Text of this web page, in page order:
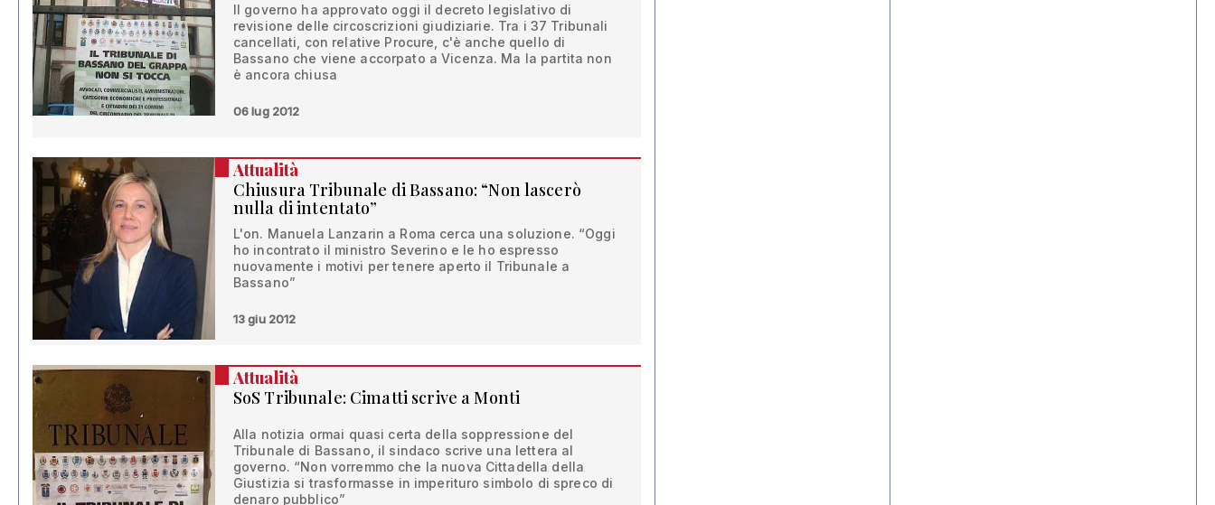
Il governo ha approvato oggi il decreto legislativo di
revisione delle circoscrizioni giudiziarie. Tra i 37 Tribunali
cancellati, con relative Procure, c'è anche quello di
Bassano che viene accorpato a Vicenza. Ma la partita non
è ancora chiusa
06 lug 2012
Attualità
Chiusura Tribunale di Bassano: “Non lascerò
nulla di intentato”
L'on. Manuela Lanzarin a Roma cerca una soluzione. “Oggi
ho incontrato il ministro Severino e le ho espresso
nuovamente i motivi per tenere aperto il Tribunale a
Bassano”
13 giu 2012
Attualità
SoS Tribunale: Cimatti scrive a Monti
Alla notizia ormai quasi certa della soppressione del
Tribunale di Bassano, il sindaco scrive una lettera al
governo. “Non vorremmo che la nuova Cittadella della
Giustizia si trasformasse in imperituro simbolo di spreco di
denaro pubblico”